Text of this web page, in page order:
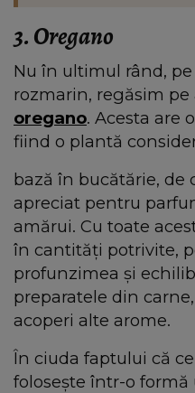
3. Oregano
Nu în ultimul rând,
rozmarin, regăsim pe
oregano. Acesta are
fiind o plantă
bază în bucătărie, de
apreciat pentru
amărui. Cu toate
în cantități potrivite,
profunzimea și
preparatele din
acoperi alte arome.
În ciuda faptului că
folosește într-o formă